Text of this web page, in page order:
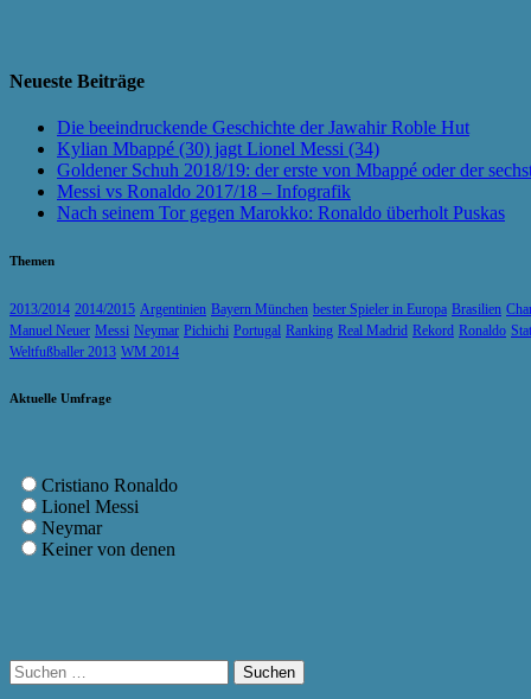
Neueste Beiträge
Die beeindruckende Geschichte der Jawahir Roble Hut
Kylian Mbappé (30) jagt Lionel Messi (34)
Goldener Schuh 2018/19: der erste von Mbappé oder der
Messi vs Ronaldo 2017/18 – Infografik
Nach seinem Tor gegen Marokko: Ronaldo überholt Puskas
Themen
2013/2014 2014/2015 Argentinien Bayern München bester Spieler in Europa Brasilien
Manuel Neuer Messi Neymar Pichichi Portugal Ranking Real Madrid Rekord Ronaldo
Weltfußballer 2013 WM 2014
Aktuelle Umfrage
Cristiano Ronaldo
Lionel Messi
Neymar
Keiner von denen
Suchen
nach: